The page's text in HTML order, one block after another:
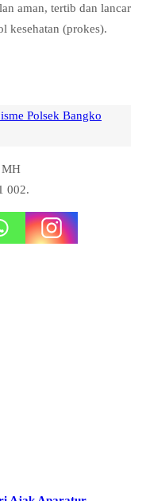
aman, tertib dan lancar
kesehatan (prokes).
Polsek Bangko
MH
002.